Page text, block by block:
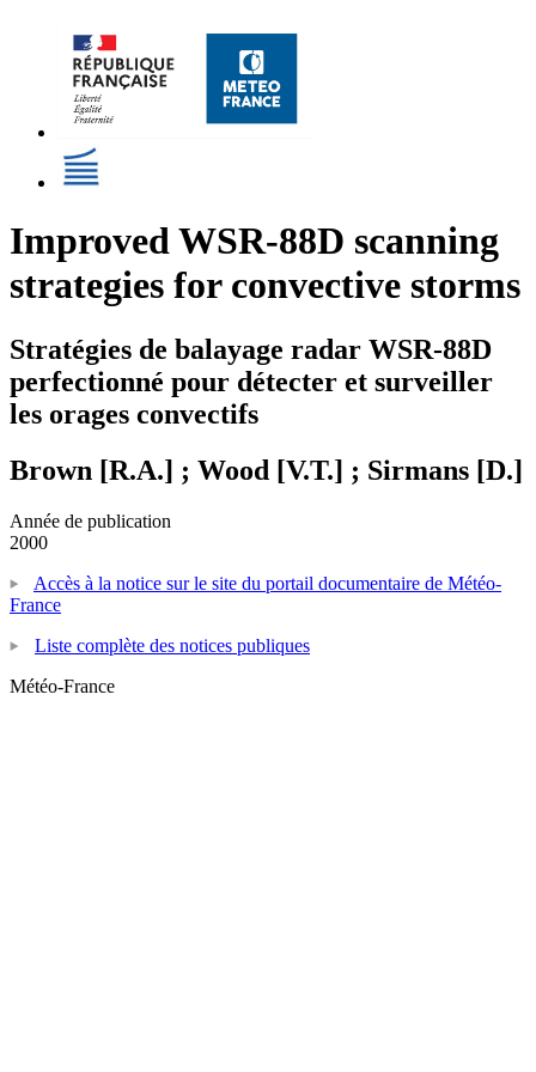
Improved WSR-88D scanning
strategies for convective storms
Stratégies de balayage radar WSR-88D
perfectionné pour détecter et surveiller
les orages convectifs
Brown [R.A.] ; Wood [V.T.] ; Sirmans [D.]
Année de publication
2000
Accès à la notice sur le site du portail documentaire de Météo-
France
Liste complète des notices publiques
Météo-France